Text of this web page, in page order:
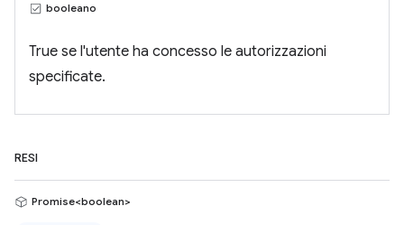
booleano
True se l'utente ha concesso le autorizzazioni
specificate.
RESI
Promise<boolean>